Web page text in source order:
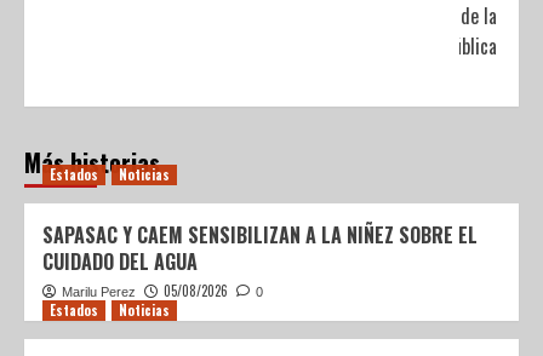
de la
república
Más historias
Estados Noticias
SAPASAC Y CAEM SENSIBILIZAN A LA NIÑEZ SOBRE EL
CUIDADO DEL AGUA
Marilu Perez 05/08/2026 0
Estados Noticias